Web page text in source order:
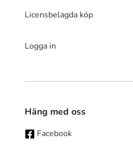
Licensbelagda köp
Logga in
Häng med oss
Facebook